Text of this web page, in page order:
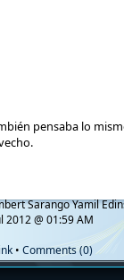
pensaba lo
Sarango Yamil
2012 @ 01:59 AM
•Comments (0)